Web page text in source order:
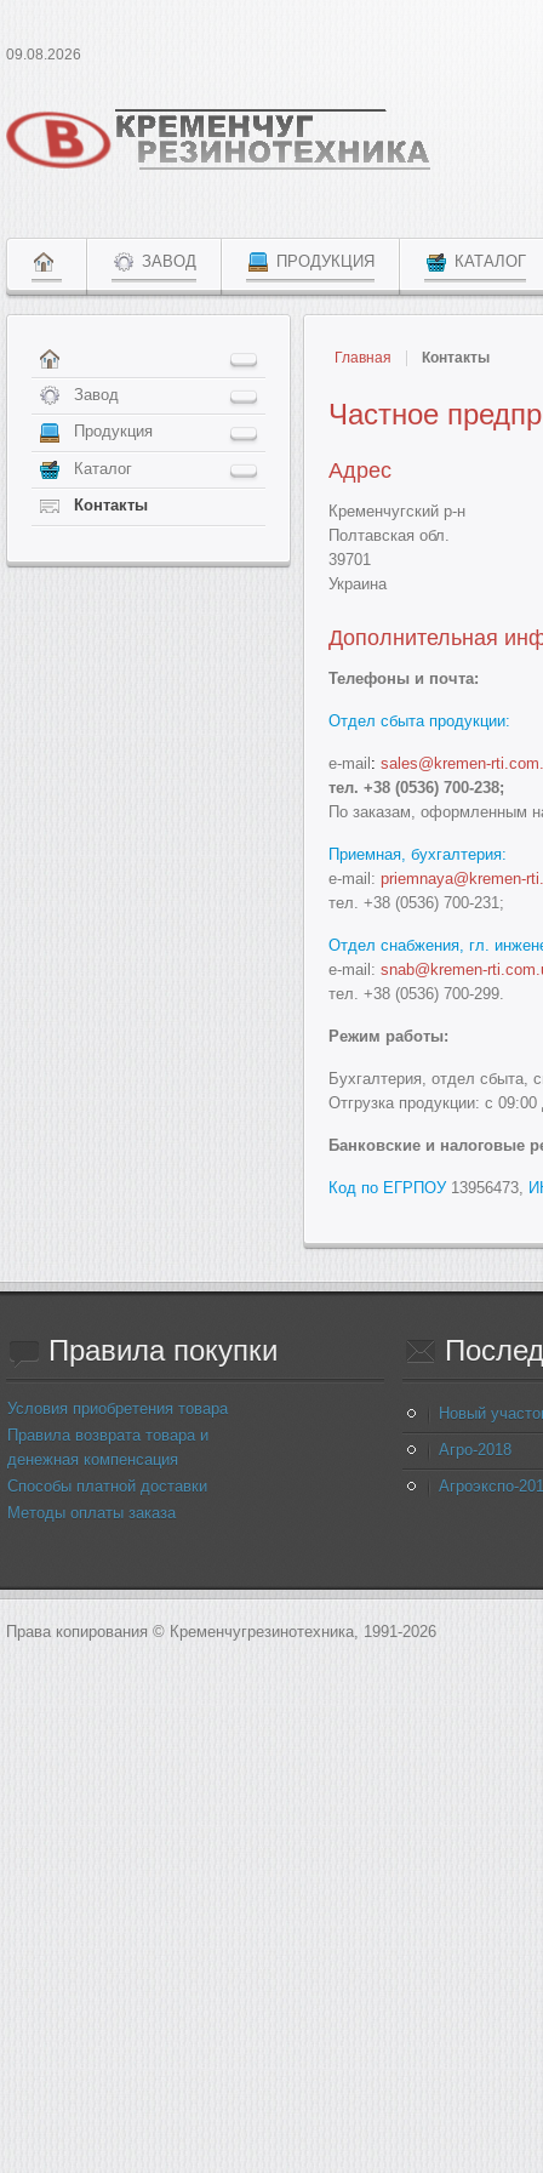
09.08.2026
ЗАВОД ПРОДУКЦИЯ КАТАЛОГ
Главная Контакты
Частное
Адрес
Кременчугский р-н
Полтавская обл.
39701
Украина
Дополнительная
Телефоны и почта:
Отдел сбыта продукции:
e-mail : sales@kremen-
тел. +38 (0536) 700-238;
По заказам, оформленным
Приемная, бухгалтерия:
e-mail: priemnaya@kremen-
тел. +38 (0536) 700-231;
Отдел снабжения, гл.
e-mail: snab@kremen-
тел. +38 (0536) 700-299.
Режим работы:
Бухгалтерия, отдел сбыта,
Отгрузка продукции: с
Банковские и налоговые
Код по ЕГРПОУ13956473,
Завод
Продукция
Каталог
Контакты
Правилапокупки
Условия приобретения товара
Правила возврата товара и
денежная компенсация
Способы платной доставки
Методы оплаты заказа
Новый
Агро-2018
Агроэкспо-
Права копирования © Кременчугрезинотехника, 1991-2026